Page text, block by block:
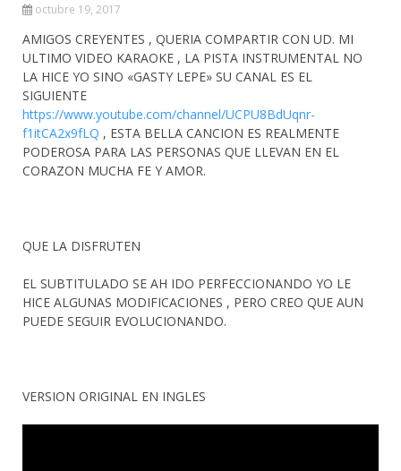
octubre 19, 2017
AMIGOS CREYENTES , QUERIA COMPARTIR CON UD. MI
ULTIMO VIDEO KARAOKE , LA PISTA INSTRUMENTAL NO
LA HICE YO SINO «GASTY LEPE» SU CANAL ES EL
SIGUIENTE
https://www.youtube.com/channel/UCPU8BdUqnr-
f1itCA2x9fLQ , ESTA BELLA CANCION ES REALMENTE
PODEROSA PARA LAS PERSONAS QUE LLEVAN EN EL
CORAZON MUCHA FE Y AMOR.
QUE LA DISFRUTEN
EL SUBTITULADO SE AH IDO PERFECCIONANDO YO LE
HICE ALGUNAS MODIFICACIONES , PERO CREO QUE AUN
PUEDE SEGUIR EVOLUCIONANDO.
VERSION ORIGINAL EN INGLES